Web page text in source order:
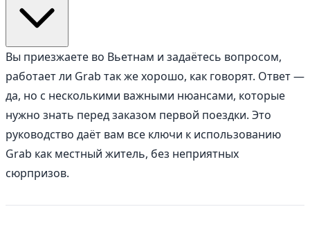
Вы приезжаете во Вьетнам и задаётесь вопросом,
работает ли Grab так же хорошо, как говорят. Ответ —
да, но с несколькими важными нюансами, которые
нужно знать перед заказом первой поездки. Это
руководство даёт вам все ключи к использованию
Grab как местный житель, без неприятных
сюрпризов.